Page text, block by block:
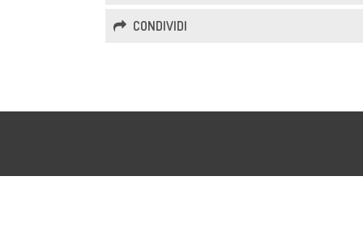
CONDIVIDI